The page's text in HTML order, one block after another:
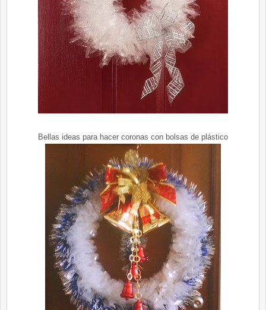
Bellas ideas para hacer coronas con bolsas de plástico